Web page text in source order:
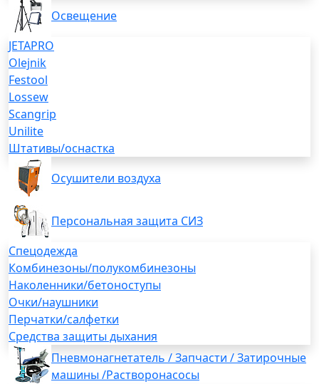
Освещение
JETAPRO
Olejnik
Festool
Lossew
Scangrip
Unilite
Штативы/оснастка
Осушители воздуха
Персональная защита СИЗ
Спецодежда
Комбинезоны/полукомбинезоны
Наколенники/бетоноступы
Очки/наушники
Перчатки/салфетки
Средства защиты дыхания
Пневмонагнетатель / Запчасти / Затирочные
машины /Растворонасосы